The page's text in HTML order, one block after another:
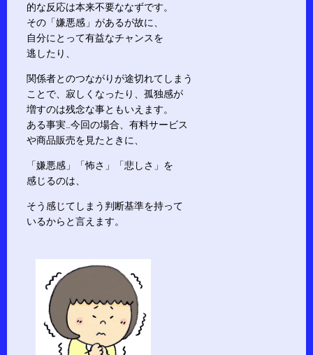
的な反応は本来不要ななずです。
その「嫌悪感」があるが故に、
自分にとって有益なチャンスを
逃したり、
関係者とのつながりが途切れてしまう
ことで、寂しくなったり、孤独感が
増すのは残念な事ともいえます。
ある事実…今回の場合、有料サービス
や商品販売を見たときに、
「嫌悪感」「怖さ」「悲しさ」を
感じるのは、
そう感じてしまう判断基準を持って
いるからと言えます。